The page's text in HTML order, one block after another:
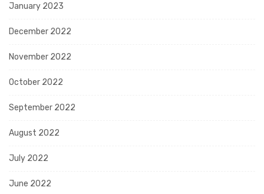
January 2023
December 2022
November 2022
October 2022
September 2022
August 2022
July 2022
June 2022